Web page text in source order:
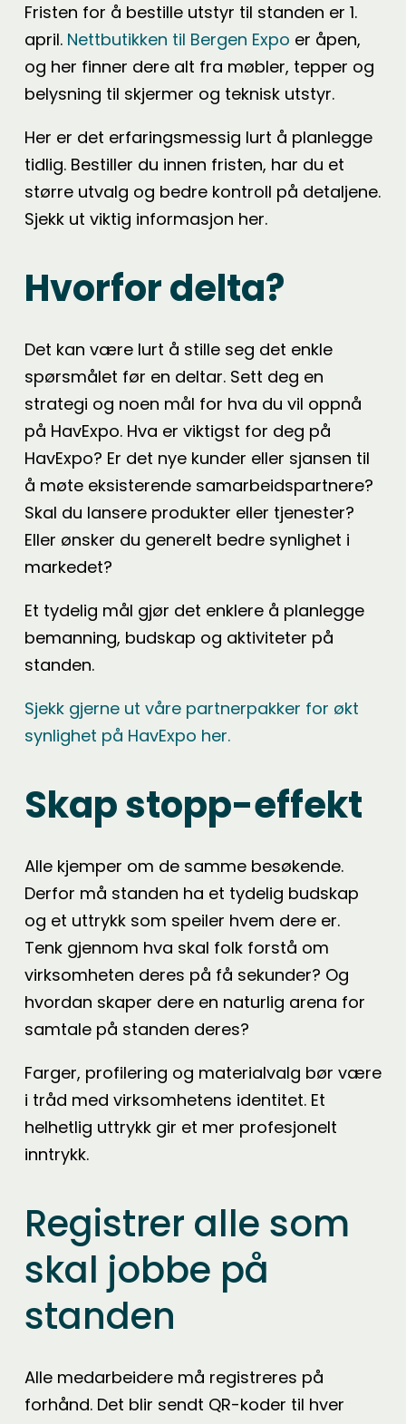
Fristen for å bestille utstyr til standen er 1.
april. Nettbutikken til Bergen Expo er åpen,
og her finner dere alt fra møbler, tepper og
belysning til skjermer og teknisk utstyr.
Her er det erfaringsmessig lurt å planlegge
tidlig. Bestiller du innen fristen, har du et
større utvalg og bedre kontroll på detaljene.
Sjekk ut viktig informasjon her.
Hvorfor delta?
Det kan være lurt å stille seg det enkle
spørsmålet før en deltar. Sett deg en
strategi og noen mål for hva du vil oppnå
på HavExpo. Hva er viktigst for deg på
HavExpo? Er det nye kunder eller sjansen til
å møte eksisterende samarbeidspartnere?
Skal du lansere produkter eller tjenester?
Eller ønsker du generelt bedre synlighet i
markedet?
Et tydelig mål gjør det enklere å planlegge
bemanning, budskap og aktiviteter på
standen.
Sjekk gjerne ut våre partnerpakker for økt
synlighet på HavExpo her.
Skap stopp-effekt
Alle kjemper om de samme besøkende.
Derfor må standen ha et tydelig budskap
og et uttrykk som speiler hvem dere er.
Tenk gjennom hva skal folk forstå om
virksomheten deres på få sekunder? Og
hvordan skaper dere en naturlig arena for
samtale på standen deres?
Farger, profilering og materialvalg bør være
i tråd med virksomhetens identitet. Et
helhetlig uttrykk gir et mer profesjonelt
inntrykk.
Registrer alle som
skal jobbe på
standen
Alle medarbeidere må registreres på
forhånd. Det blir sendt QR-koder til hver